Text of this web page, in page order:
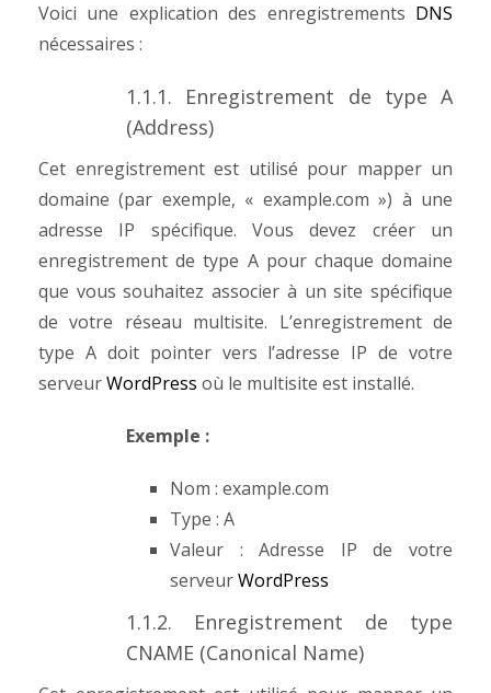
Voici une explication des enregistrements DNS
nécessaires :
1.1.1. Enregistrement de type A
(Address)
Cet enregistrement est utilisé pour mapper un
domaine (par exemple, « example.com ») à une
adresse IP spécifique. Vous devez créer un
enregistrement de type A pour chaque domaine
que vous souhaitez associer à un site spécifique
de votre réseau multisite. L’enregistrement de
type A doit pointer vers l’adresse IP de votre
serveurWordPress où le multisite est installé.
Exemple :
Nom : example.com
Type : A
Valeur : Adresse IP de votre
serveurWordPress
1.1.2. Enregistrement de type
CNAME (Canonical Name)